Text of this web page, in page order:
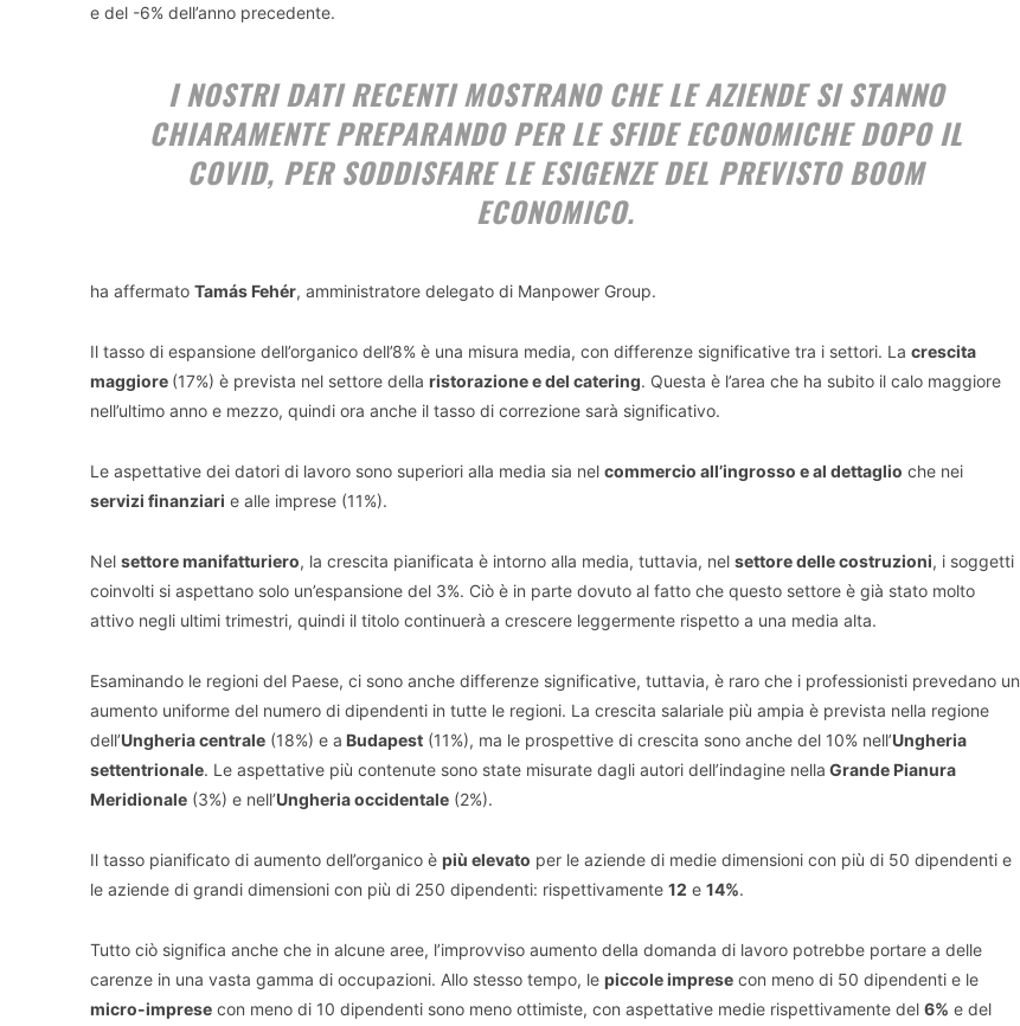
e del -6% dell’anno precedente.
I NOSTRI DATI RECENTI MOSTRANO CHE LE AZIENDE SI STANNO
CHIARAMENTE PREPARANDO PER LE SFIDE ECONOMICHE DOPO IL
COVID, PER SODDISFARE LE ESIGENZE DEL PREVISTO BOOM
ECONOMICO.
ha affermato Tamás Fehér, amministratore delegato di Manpower Group.
Il tasso di espansione dell’organico dell’8% è una misura media, con differenze significative tra i settori. La crescita
maggiore (17%) è prevista nel settore della ristorazione e del catering. Questa è l’area che ha subito il calo maggiore
nell’ultimo anno e mezzo, quindi ora anche il tasso di correzione sarà significativo.
Le aspettative dei datori di lavoro sono superiori alla media sia nel commercio all’ingrosso e al dettaglio che nei
servizi finanziari e alle imprese (11%).
Nel settore manifatturiero, la crescita pianificata è intorno alla media, tuttavia, nel settore delle costruzioni, i soggetti
coinvolti si aspettano solo un’espansione del 3%. Ciò è in parte dovuto al fatto che questo settore è già stato molto
attivo negli ultimi trimestri, quindi il titolo continuerà a crescere leggermente rispetto a una media alta.
Esaminando le regioni del Paese, ci sono anche differenze significative, tuttavia, è raro che i professionisti prevedano un
aumento uniforme del numero di dipendenti in tutte le regioni. La crescita salariale più ampia è prevista nella regione
dell’Ungheria centrale (18%) e a Budapest (11%), ma le prospettive di crescita sono anche del 10% nell’Ungheria
settentrionale. Le aspettative più contenute sono state misurate dagli autori dell’indagine nella Grande Pianura
Meridionale (3%) e nell’Ungheria occidentale (2%).
Il tasso pianificato di aumento dell’organico è più elevato per le aziende di medie dimensioni con più di 50 dipendenti e
le aziende di grandi dimensioni con più di 250 dipendenti: rispettivamente 12 e 14%.
Tutto ciò significa anche che in alcune aree, l’improvviso aumento della domanda di lavoro potrebbe portare a delle
carenze in una vasta gamma di occupazioni. Allo stesso tempo, le piccole imprese con meno di 50 dipendenti e le
micro-imprese con meno di 10 dipendenti sono meno ottimiste, con aspettative medie rispettivamente del 6% e del